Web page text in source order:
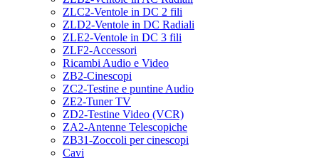
ZLC2-Ventole in DC 2 fili
ZLD2-Ventole in DC Radiali
ZLE2-Ventole in DC 3 fili
ZLF2-Accessori
Ricambi Audio e Video
ZB2-Cinescopi
ZC2-Testine e puntine Audio
ZE2-Tuner TV
ZD2-Testine Video (VCR)
ZA2-Antenne Telescopiche
ZB31-Zoccoli per cinescopi
Cavi